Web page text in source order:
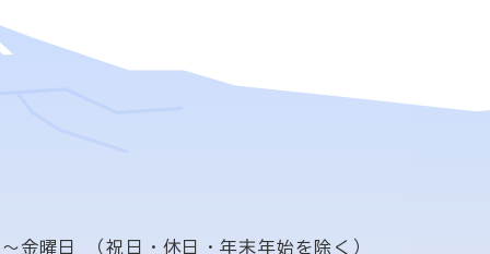
金曜日 （祝日・休日・年末年始を除く）